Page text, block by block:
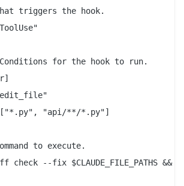
triggers the hook.
for the hook to run.
["*.py", "api/**/*.py"]
to execute.
check --fix $CLAUDE_FILE_PATHS &&